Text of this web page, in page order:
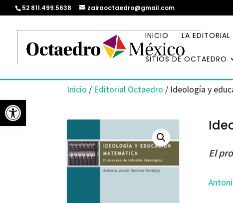
Abrir barra de herramientas
52 811.499.5638 zairaoctaedro@gmail.com
INICIO LA EDITORIAL
SITIOS DE OCTAEDRO
Inicio / Editorial Octaedro / Ideología y
El